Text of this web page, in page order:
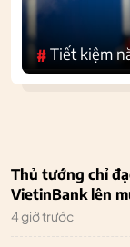
#Tiết kiệm
Thủ tướng chỉ
VietinBank lên
4 giờ trước